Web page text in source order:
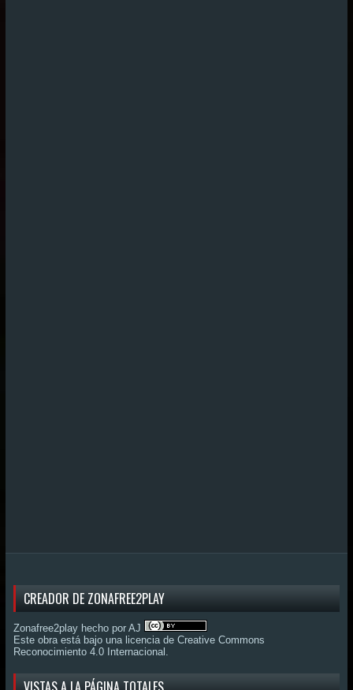
CREADOR DE ZONAFREE2PLAY
Zonafree2play hecho por AJ
Este obra está bajo una licencia de Creative Commons
Reconocimiento 4.0 Internacional